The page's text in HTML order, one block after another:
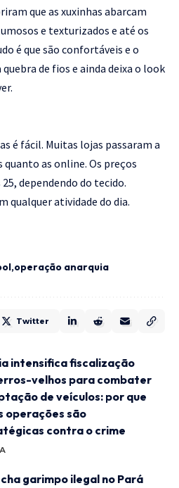
que as xuxinhas abarcam
e texturizados e até os
é que são confortáveis e o
de fios e ainda deixa o look
é fácil. Muitas lojas passaram a
as online. Os preços
dependendo do tecido.
qualquer atividade do dia.
operação anarquia
Twitter
intensifica fiscalização
velhos para combater
de veículos: por que
operações são
contra o crime
garimpo ilegal no Pará